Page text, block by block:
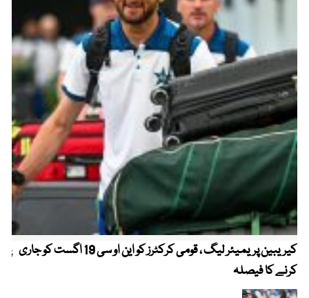
کیریبین پریمیئر لیگ ، قومی کرکٹرز کو این او سی 19 اگست کو جاری
کرنے کا فیصلہ